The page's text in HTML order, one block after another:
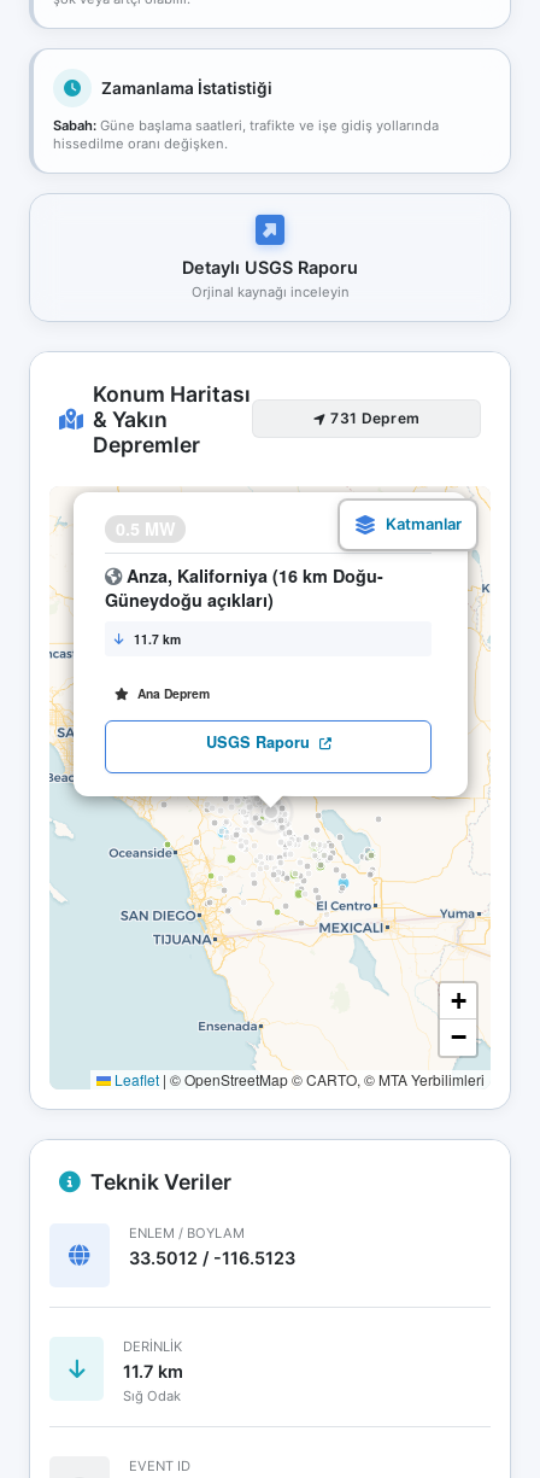
Zamanlama İstatistiği
Sabah: Güne başlama saatleri, trafikte ve işe gidiş yollarında
hissedilme oranı değişken.
Detaylı USGS Raporu
Orjinal kaynağı inceleyin
Konum Haritası
& Yakın
Depremler
731 Deprem
0.5 MW 14.05 09:38
Anza, Kaliforniya (16 km Doğu-
Güneydoğu açıkları)
11.7 km
Ana Deprem
USGS Raporu
×
+
−
Leaflet | © OpenStreetMap © CARTO, © MTA Yerbilimleri
Teknik Veriler
ENLEM / BOYLAM
33.5012 / -116.5123
DERINLIK
11.7 km
Sığ Odak
EVENT ID